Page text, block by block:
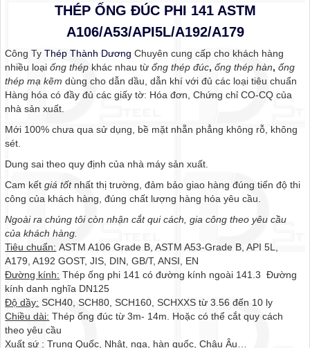
THÉP ỐNG ĐÚC PHI 141 ASTM
A106/A53/API5L/A192/A179
Công TyThép Thành Dương Chuyên cung cấp cho khách hàng
nhiều loạiống thép khác nhau từống thép đúc,ống thép hàn,ống
thép mạ kẽm dùng cho dẫn dầu, dẫn khí với đủ các loại tiêu chuẩn
Hàng hóa có đầy đủ các giấy tờ: Hóa đơn, Chứng chỉ CO-CQ của
nhà sản xuất.
Mới 100% chưa qua sử dụng, bề mặt nhẵn phẳng không rỗ, không
sét.
Dung sai theo quy định của nhà máy sản xuất.
Cam kếtgiá tốt nhất thị trường, đảm bảo giao hàng đúng tiến độ thi
công của khách hàng, đúng chất lượng hàng hóa yêu cầu.
Ngoài ra chúng tôi còn nhận cắt qui cách, gia công theo yêu cầu
của khách hàng.
Tiêu chuẩn: ASTM A106 Grade B, ASTM A53-Grade B, API 5L,
A179, A192 GOST, JIS, DIN, GB/T, ANSI, EN
Đường kính: Thép ống phi 141 có đường kính ngoài 141.3 Đường
kính danh nghĩa DN125
Độ dầy: SCH40, SCH80, SCH160, SCHXXS từ 3.56 đến 10 ly
Chiều dài: Thép ống đúc từ 3m- 14m. Hoặc có thể cắt quy cách
theo yêu cầu
Xuất sứ : Trung Quốc, Nhật, nga, hàn quốc, Châu Âu…